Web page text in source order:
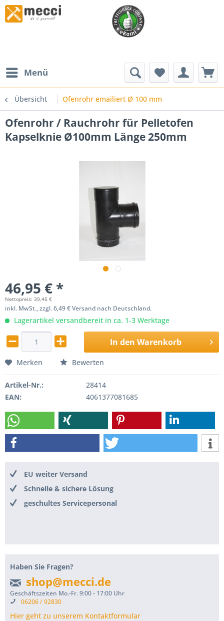
Menü
Übersicht Ofenrohr emailiert Ø 100 mm
Ofenrohr / Rauchrohr für Pelletofen
Kapselknie Ø100mm Länge 250mm
46,95 € *
Nettopreis: 39,45 €
inkl. MwSt., zzgl. 6,49 € Versand nach Deutschland.
Lagerartikel versandbereit in ca. 1-3 Werktage
In den Warenkorb
Merken Bewerten
Artikel-Nr.:
28414
EAN:
4061377081685
EU weiter Versand
Schnelle & sichere Lösung
geschultes Servicepersonal
Haben Sie Fragen?
shop@mecci.de
Geschäftszeiten Mo.-Fr. 9:00 - 17:00 Uhr
06206 / 92830
Hier geht zu unserem Kontaktformular